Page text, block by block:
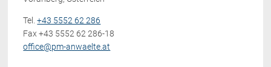
Tel.+43 5552 62 286
Fax +43 5552 62 286-18
office@pm-anwaelte.at